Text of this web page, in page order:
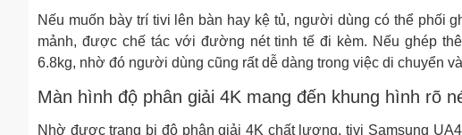
Nếu muốn bày trí tivi lên bàn hay kệ tủ, người dùng có thể phối
mảnh, được chế tác với đường nét tinh tế đi kèm. Nếu ghép
6.8kg, nhờ đó người dùng cũng rất dễ dàng trong việc di chuyển
Màn hình độ phân giải 4K mang đến khung hình rõ
Nhờ được trang bị độ phân giải 4K chất lượng, tivi Samsung